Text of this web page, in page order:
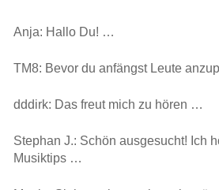
Anja: Hallo Du! …
TM8: Bevor du anfängst Leute
dddirk: Das freut mich zu hören …
Stephan J.: Schön ausgesucht! Ich
Musiktips …